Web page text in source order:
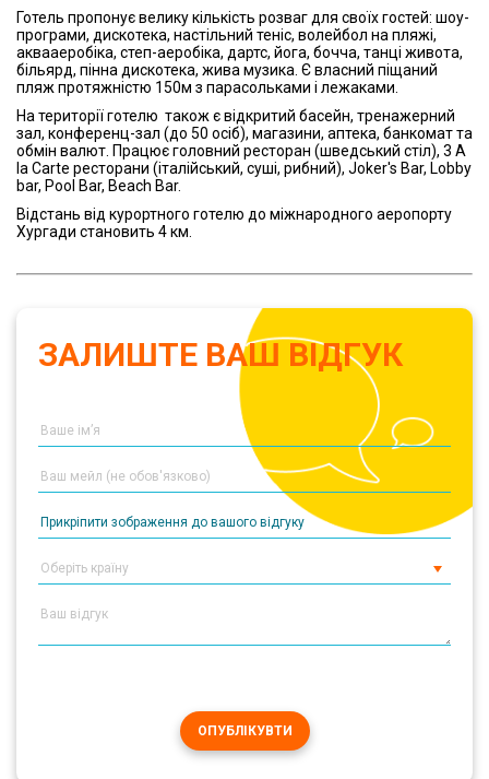
Готель пропонує велику кількість розваг для своїх гостей: шоу-
програми, дискотека, настільний теніс, волейбол на пляжі,
аквааеробіка, степ-аеробіка, дартс, йога, бочча, танці живота,
більярд, пінна дискотека, жива музика. Є власний піщаний
пляж протяжністю 150м з парасольками і лежаками.
На території готелю також є відкритий басейн, тренажерний
зал, конференц-зал (до 50 осіб), магазини, аптека, банкомат та
обмін валют. Працює головний ресторан (шведський стіл), 3 A
la Carte ресторани (італійський, суші, рибний), Joker's Bar, Lobby
bar, Pool Bar, Beach Bar.
Відстань від курортного готелю до міжнародного аеропорту
Хургади становить 4 км.
ЗАЛИШТЕ ВАШ ВІДГУК
Прикріпити зображення до вашого відгуку
ОПУБЛІКУВТИ